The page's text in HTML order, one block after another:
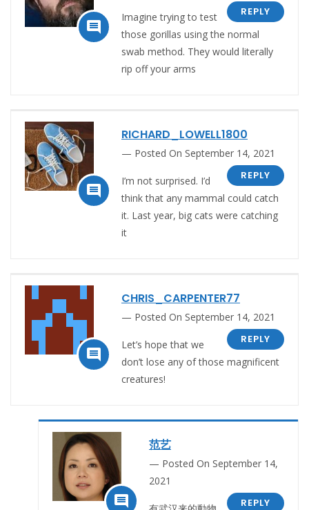

REPLY
Imagine trying to test
those gorillas using the normal
swab method. They would literally
rip off your arms

RICHARD_LOWELL1800
Posted On September 14, 2021
REPLY
I’m not surprised. I’d
think that any mammal could catch
it. Last year, big cats were catching
it

CHRIS_CARPENTER77
Posted On September 14, 2021
REPLY
Let’s hope that we
don’t lose any of those magnificent
creatures!

范艺
Posted On September 14,
2021
REPLY